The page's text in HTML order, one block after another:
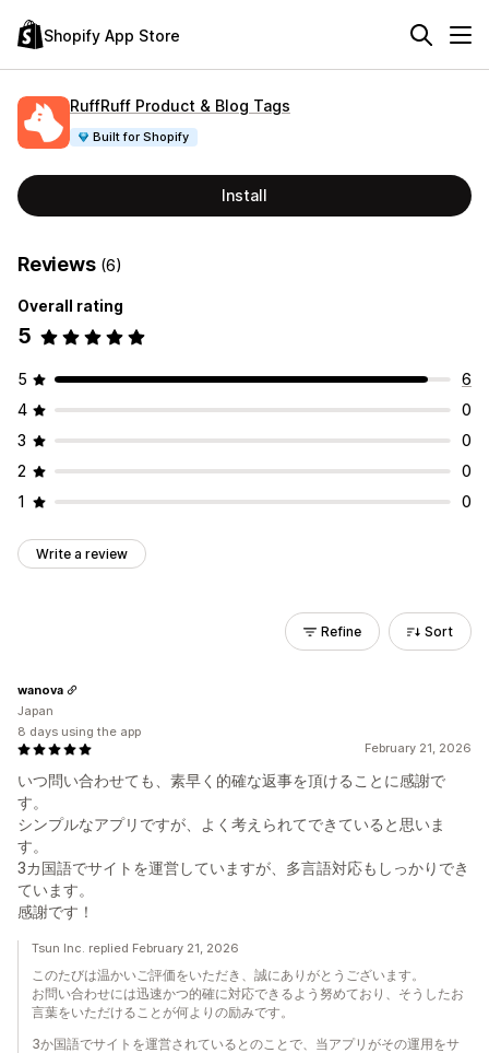
Shopify App Store
RuffRuff Product & Blog Tags
Built for Shopify
Install
Reviews (6)
Overall rating
5
5
6
4
0
3
0
2
0
1
0
Write a review
Refine Sort
February 21, 2026
いつ問い合わせても、素早く的確な返事を頂けることに感謝で
す。
シンプルなアプリですが、よく考えられてできていると思いま
す。
3カ国語でサイトを運営していますが、多言語対応もしっかりでき
ています。
感謝です！
wanova
Japan
8 days using the app
Tsun Inc. replied February 21, 2026
このたびは温かいご評価をいただき、誠にありがとうございます。
お問い合わせには迅速かつ的確に対応できるよう努めており、そうしたお
言葉をいただけることが何よりの励みです。
3か国語でサイトを運営されているとのことで、当アプリがその運用をサ